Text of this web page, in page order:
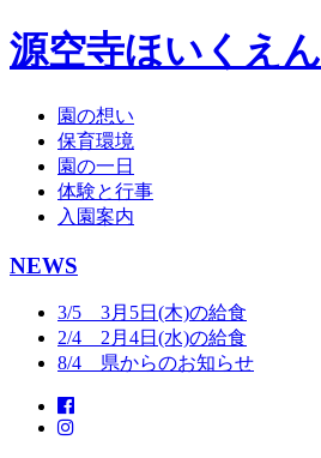
源空寺ほいくえん
園の想い
保育環境
園の一日
体験と行事
入園案内
NEWS
3/5 3月5日(木)の給食
2/4 2月4日(水)の給食
8/4 県からのお知らせ